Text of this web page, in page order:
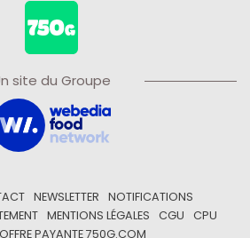
site du Groupe
NEWSLETTER
NOTIFICATIONS
MENTIONS LÉGALES CGU
CPU
PAYANTE 750G.COM